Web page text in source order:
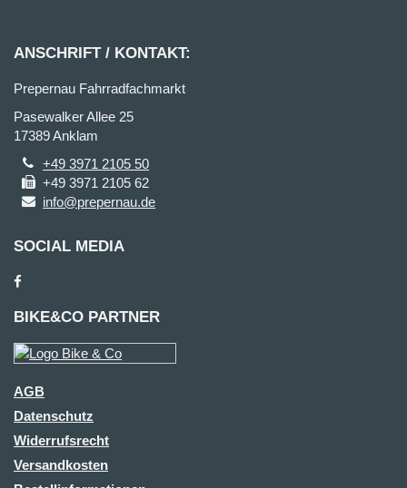
ANSCHRIFT / KONTAKT:
Prepernau Fahrradfachmarkt
Pasewalker Allee 25
17389 Anklam
+49 3971 2105 50
+49 3971 2105 62
info@prepernau.de
SOCIAL MEDIA
BIKE&CO PARTNER
AGB
Datenschutz
Widerrufsrecht
Versandkosten